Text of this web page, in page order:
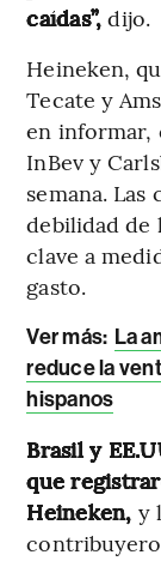
caídas”, dijo.
Heineken,
Tecate y
en informar,
InBev y
semana.
debilidad de
clave a
gasto.
Ver más: La
reduce la
hispanos
Brasil y
que
Heineken, y